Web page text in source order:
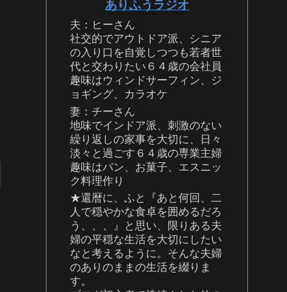
ありふうラジオ
夫：ヒーさん
社交的でアウトドア派、シニア
の入り口を自覚しつつも若者世
代と交わりたい６４歳の会社員
趣味はウィンドサーフィン、ジ
ョギング、カラオケ
妻：チーさん
地味でインドア派、刺激のない
繰り返しの家事を大切に、日々
淡々と過ごす６４歳の専業主婦
趣味はパン、お菓子、エスニッ
ク料理作り
★還暦に、ふと『あと何回、二
人で穏やかな食卓を囲めるだろ
う、、、』と思い、限りある夫
婦の平穏な生活を大切にしたい
なと考えるように。そんな夫婦
のありのままの生活を綴りま
す。